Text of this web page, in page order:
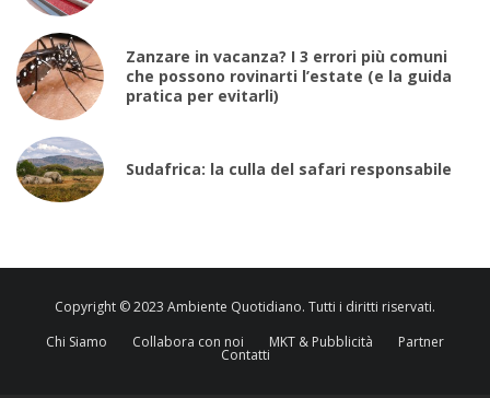
Zanzare in vacanza? I 3 errori più comuni
che possono rovinarti l’estate (e la guida
pratica per evitarli)
Sudafrica: la culla del safari responsabile
Copyright © 2023 Ambiente Quotidiano. Tutti i diritti riservati.
Chi Siamo
Collabora con noi MKT & Pubblicità Partner
Contatti